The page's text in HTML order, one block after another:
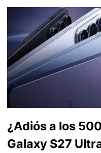
¿Adiós a los
Galaxy S27